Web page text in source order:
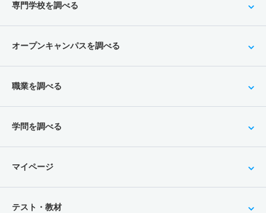
専門学校を調べる
オープンキャンパスを調べる
職業を調べる
学問を調べる
マイページ
テスト・教材